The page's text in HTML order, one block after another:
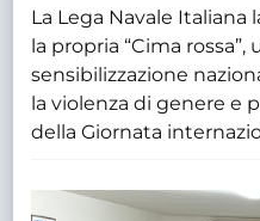
La Lega Navale Italiana
la propria “Cima
sensibilizzazione
la violenza di genere e
della Giornata